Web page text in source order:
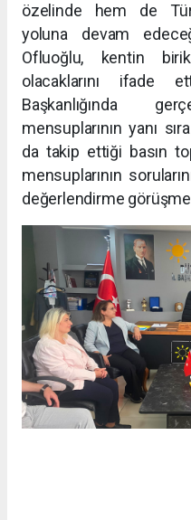
özelinde hem de
yoluna devam
Ofluoğlu, kentin
olacaklarını
Başkanlığında
mensuplarının yanı
da takip ettiği basın
mensuplarının
değerlendirme